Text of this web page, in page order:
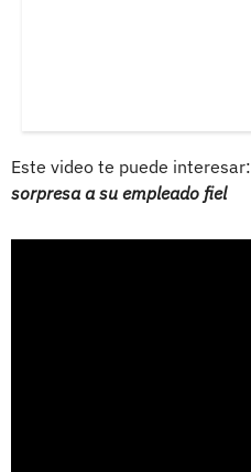
Este video te puede interesar:
sorpresa a su empleado fiel